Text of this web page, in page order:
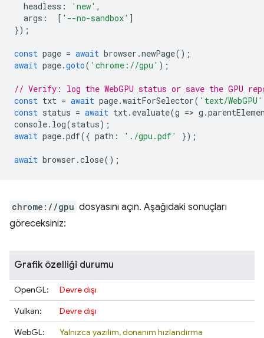
headless : 'new' ,
args : [ '--no-sandbox' ]
});
const page = await browser .newPage();
await page.goto( 'chrome://gpu' );
// Verify: log the WebGPU status or save the GPU
const txt = await page.waitForSelector( 'text/WebGPU'
const status = await txt. evaluate(g => g .
console. log(status);
await page.pdf({ path : './gpu.pdf' });
await browser .close();
chrome://gpu dosyasını açın. Aşağıdaki sonuçları
göreceksiniz:
Grafik özelliği durumu
OpenGL:
Devre dışı
Vulkan:
Devre dışı
WebGL:
Yalnızca yazılım, donanım hızlandırma